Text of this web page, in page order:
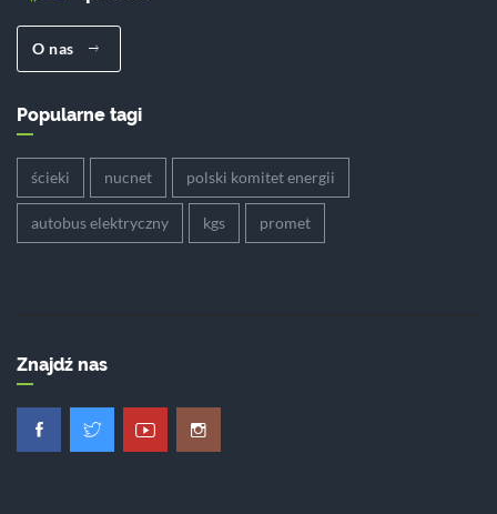
O nas
Popularne tagi
ścieki nucnet polski komitet energii
autobus elektryczny kgs promet
Znajdź nas